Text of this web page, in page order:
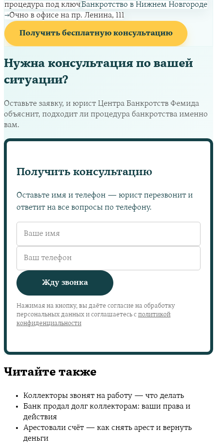
процедура под ключБанкротство в Нижнем Новгороде
→Очно в офисе на пр. Ленина, 111
Получить бесплатную консультацию
Нужна консультация по вашей
ситуации?
Оставьте заявку, и юрист Центра Банкротств Фемида
объяснит, подходит ли процедура банкротства именно
вам.
Получить консультацию
Оставьте имя и телефон — юрист перезвонит и
ответит на все вопросы по телефону.
Жду звонка
Нажимая на кнопку, вы даёте согласие на обработку
персональных данных и соглашаетесь с политикой
конфиденциальности
Читайте также
Коллекторы звонят на работу — что делать
Банк продал долг коллекторам: ваши права и
действия
Арестовали счёт — как снять арест и вернуть
деньги